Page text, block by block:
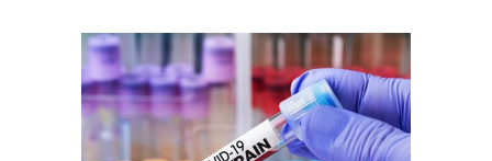
Статистик по
коронавирусу
Зараженный
коронавирус